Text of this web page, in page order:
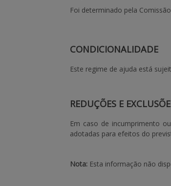
Foi determinado pela
CONDICIONALIDADE
Este regime de ajuda está
REDUÇÕES E
Em caso de incumprimento
adotadas para efeitos do
Nota: Esta informação não